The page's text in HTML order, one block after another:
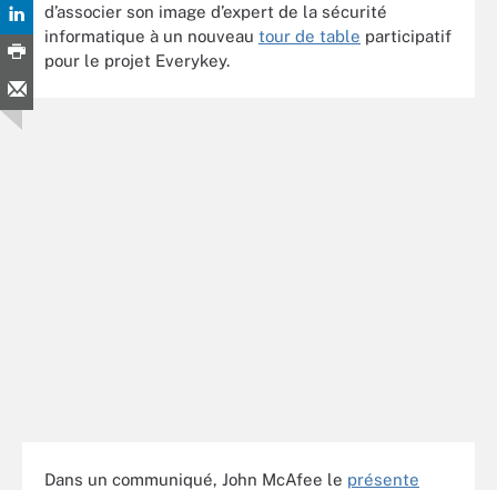
d’associer son image d’expert de la sécurité
informatique à un nouveau tour de table participatif
pour le projet Everykey.
Dans un communiqué, John McAfee le présente